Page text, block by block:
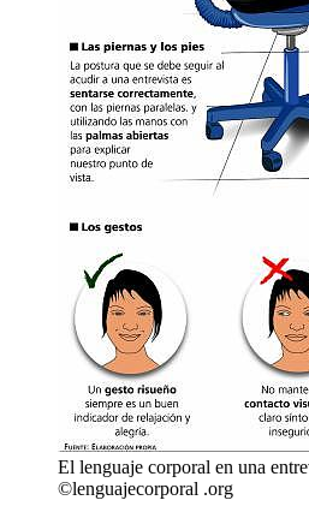
El lenguaje corporal en una
©lenguajecorporal .org